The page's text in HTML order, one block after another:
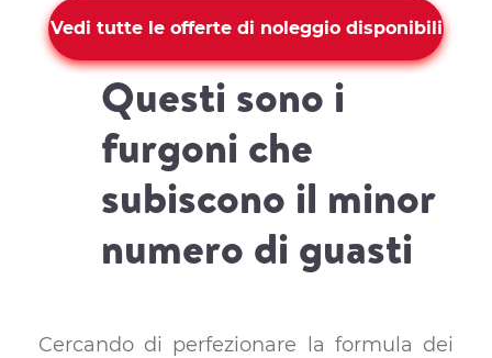
Vedi tutte le offerte di noleggio disponibili
Questi sono i
furgoni che
subiscono il minor
numero di guasti
Cercando di perfezionare la formula dei